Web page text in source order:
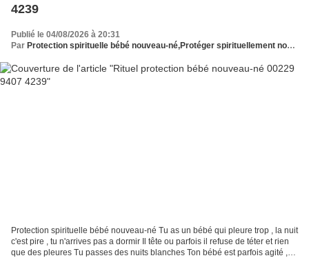
4239
Publié le 04/08/2026 à 20:31
Par Protection spirituelle bébé nouveau-né,Protéger spirituellement nouveau-né,Protection occulte bébé nouveau-néRituel protection bébé nouveau-né,
Protection spirituelle bébé nouveau-né Tu as un bébé qui pleure trop , la nuit
c'est pire , tu n'arrives pas a dormir Il tête ou parfois il refuse de téter et rien
que des pleures Tu passes des nuits blanches Ton bébé est parfois agité ,